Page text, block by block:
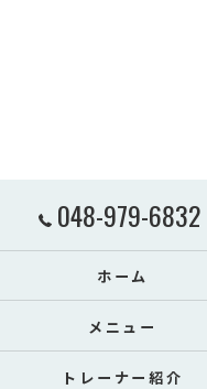
048-979-6832
ホーム
メニュー
トレーナー紹介